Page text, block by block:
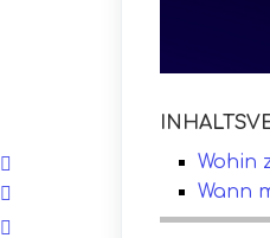
Wohin
Wann